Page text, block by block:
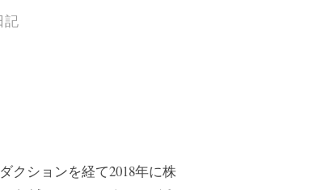
記
クションを経て2018年に株